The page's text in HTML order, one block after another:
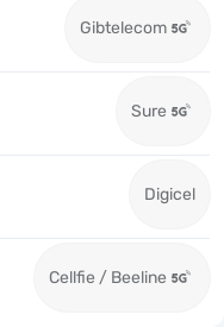
Gibtelecom
Sure
Digicel
Cellfie / Beeline